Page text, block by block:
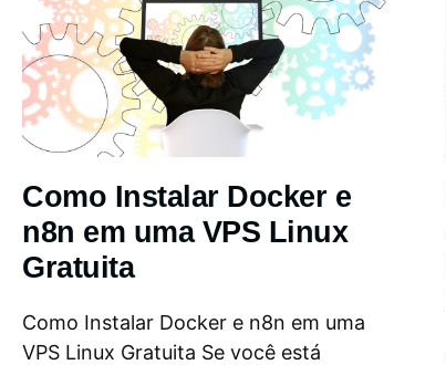
Como Instalar Docker e
n8n em uma VPS Linux
Gratuita
Como Instalar Docker e n8n em uma
VPS Linux Gratuita Se você está